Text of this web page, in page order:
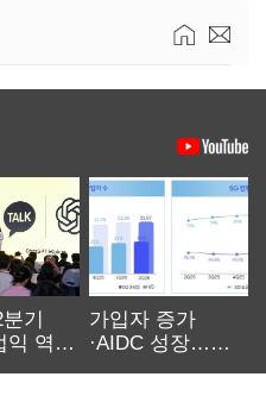
기
익 역대
가입자 증가
·AIDC 성장…